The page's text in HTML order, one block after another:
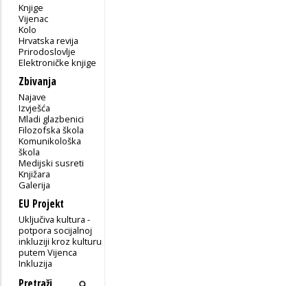
Knjige
Vijenac
Kolo
Hrvatska revija
Prirodoslovlje
Elektroničke knjige
Zbivanja
Najave
Izvješća
Mladi glazbenici
Filozofska škola
Komunikološka
škola
Medijski susreti
Knjižara
Galerija
EU Projekt
Uključiva kultura -
potpora socijalnoj
inkluziji kroz kulturu
putem Vijenca
Inkluzija